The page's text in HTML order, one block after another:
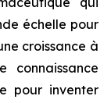
échelle pour
croissance à
connaissance
pour inventer